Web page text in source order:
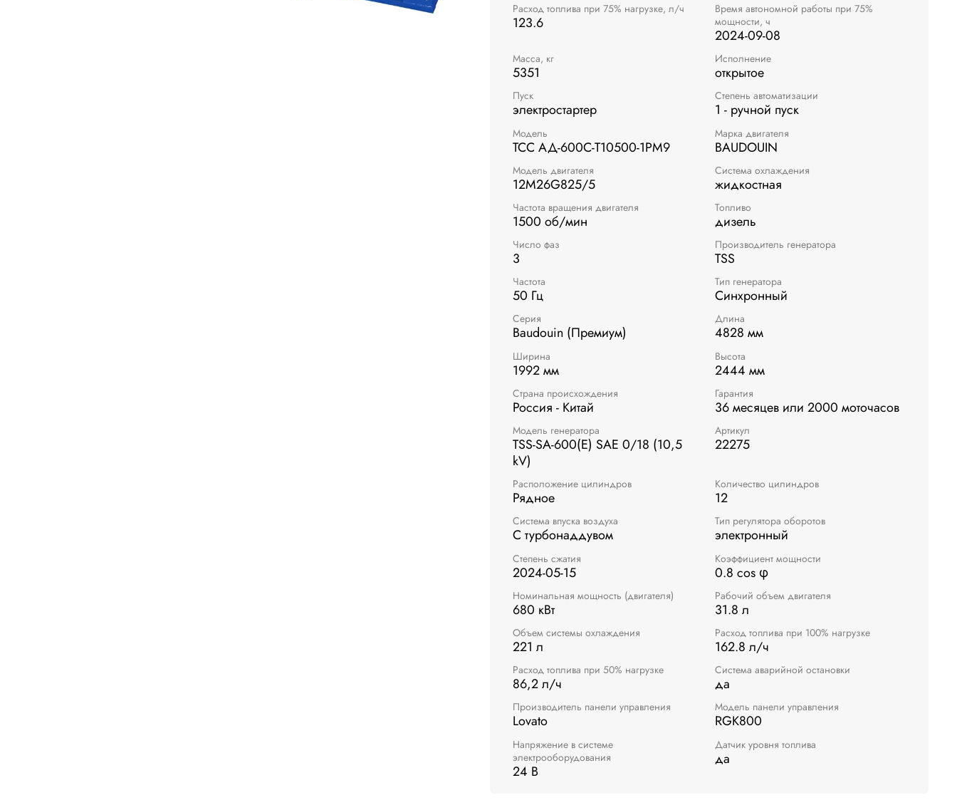
Расход топлива при 75% нагрузке, л/ч
123.6
Время автономной работы при 75%
мощности, ч
2024-09-08
Масса, кг
5351
Исполнение
открытое
Пуск
электростартер
Степень автоматизации
1 - ручной пуск
Модель
ТСС АД-600С-Т10500-1РМ9
Марка двигателя
BAUDOUIN
Модель двигателя
12M26G825/5
Система охлаждения
жидкостная
Частота вращения двигателя
1500 об/мин
Топливо
дизель
Число фаз
3
Производитель генератора
TSS
Частота
50 Гц
Тип генератора
Синхронный
Серия
Baudouin (Премиум)
Длина
4828 мм
Ширина
1992 мм
Высота
2444 мм
Страна происхождения
Россия - Китай
Гарантия
36 месяцев или 2000 моточасов
Модель генератора
TSS-SA-600(E) SAE 0/18 (10,5
kV)
Артикул
22275
Расположение цилиндров
Рядное
Количество цилиндров
12
Система впуска воздуха
С турбонаддувом
Тип регулятора оборотов
электронный
Степень сжатия
2024-05-15
Коэффициент мощности
0.8 cos φ
Номинальная мощность (двигателя)
680 кВт
Рабочий объем двигателя
31.8 л
Объем системы охлаждения
221 л
Расход топлива при 100% нагрузке
162.8 л/ч
Расход топлива при 50% нагрузке
86,2 л/ч
Система аварийной остановки
да
Производитель панели управления
Lovato
Модель панели управления
RGK800
Напряжение в системе
электрооборудования
24 В
Датчик уровня топлива
да